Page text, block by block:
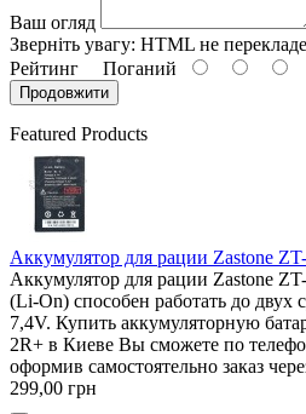
Ваш огляд
Зверніть увагу: HTML не
Рейтинг Поганий
Продовжити
Featured Products
Аккумулятор для рации Zastone
Аккумулятор для рации Zastone
(Li-On) способен работать до двух
7,4V. Купить аккумуляторную
2R+ в Киеве Вы сможете по
оформив самостоятельно заказ
299,00 грн